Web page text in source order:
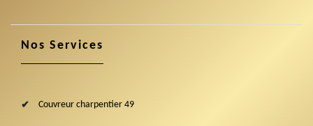
Nos Services
Couvreur charpentier 49